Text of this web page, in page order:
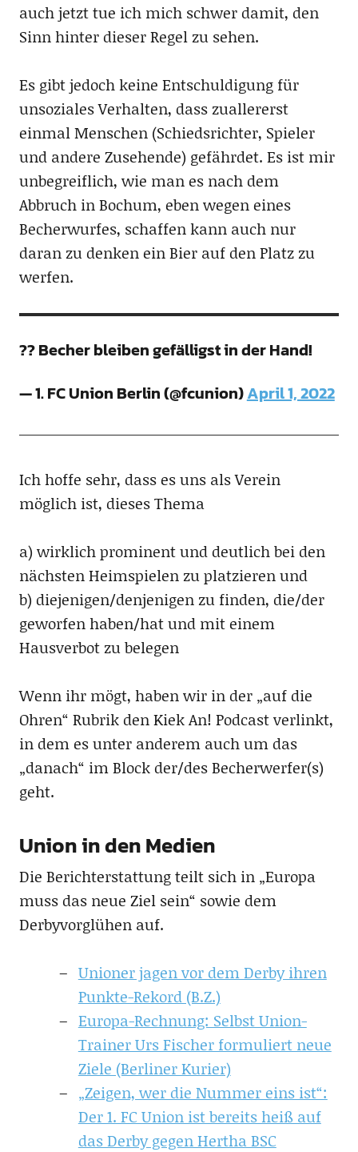
auch jetzt tue ich mich schwer damit, den
Sinn hinter dieser Regel zu sehen.
Es gibt jedoch keine Entschuldigung für
unsoziales Verhalten, dass zuallererst
einmal Menschen (Schiedsrichter, Spieler
und andere Zusehende) gefährdet. Es ist mir
unbegreiflich, wie man es nach dem
Abbruch in Bochum, eben wegen eines
Becherwurfes, schaffen kann auch nur
daran zu denken ein Bier auf den Platz zu
werfen.
?? Becher bleiben gefälligst in der Hand!
— 1. FC Union Berlin (@fcunion)April 1, 2022
Ich hoffe sehr, dass es uns als Verein
möglich ist, dieses Thema
a) wirklich prominent und deutlich bei den
nächsten Heimspielen zu platzieren und
b) diejenigen/denjenigen zu finden, die/der
geworfen haben/hat und mit einem
Hausverbot zu belegen
Wenn ihr mögt, haben wir in der „auf die
Ohren“ Rubrik den Kiek An! Podcast verlinkt,
in dem es unter anderem auch um das
„danach“ im Block der/des Becherwerfer(s)
geht.
Union in den Medien
Die Berichterstattung teilt sich in „Europa
muss das neue Ziel sein“ sowie dem
Derbyvorglühen auf.
Unioner jagen vor dem Derby ihren
Punkte-Rekord (B.Z.)
Europa-Rechnung: Selbst Union-
Trainer Urs Fischer formuliert neue
Ziele (Berliner Kurier)
„Zeigen, wer die Nummer eins ist“:
Der 1. FC Union ist bereits heiß auf
das Derby gegen Hertha BSC